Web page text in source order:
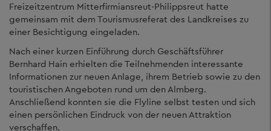
Freizeitzentrum Mitterfirmiansreut-Philippsreut hatte
gemeinsam mit dem Tourismusreferat des Landkreises zu
einer Besichtigung eingeladen.
Nach einer kurzen Einführung durch Geschäftsführer
Bernhard Hain erhielten die Teilnehmenden interessante
Informationen zur neuen Anlage, ihrem Betrieb sowie zu den
touristischen Angeboten rund um den Almberg.
Anschließend konnten sie die Flyline selbst testen und sich
einen persönlichen Eindruck von der neuen Attraktion
verschaffen.